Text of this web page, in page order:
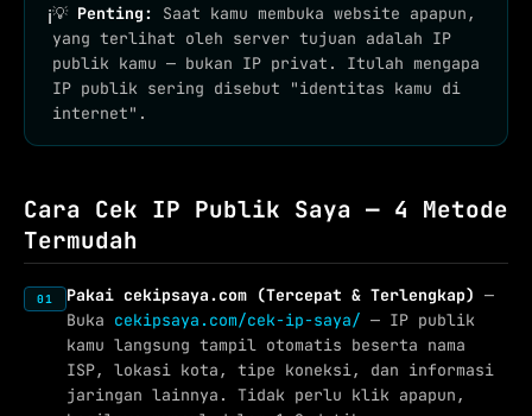
ℹ💡 Penting:
Saat kamu membuka website apapun,
yang terlihat oleh server tujuan adalah IP
publik kamu — bukan IP privat. Itulah mengapa
IP publik sering disebut "identitas kamu di
internet".
Cara Cek IP Publik Saya — 4 Metode
Termudah
01 Pakai cekipsaya.com (Tercepat & Terlengkap) —
Buka cekipsaya.com/cek-ip-saya/ — IP publik
kamu langsung tampil otomatis beserta nama
ISP, lokasi kota, tipe koneksi, dan informasi
jaringan lainnya. Tidak perlu klik apapun,